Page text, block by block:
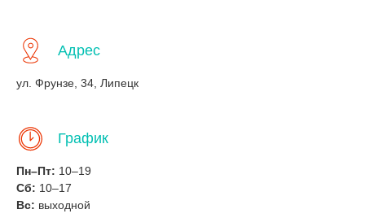
Адрес
ул. Фрунзе, 34, Липецк
График
Пн–Пт: 10–19
Сб: 10–17
Вс: выходной